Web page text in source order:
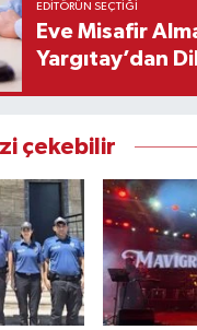
EDITÖRÜN SEÇTIĞI
Eve Misafir
Yargıtay’dan
çekebilir